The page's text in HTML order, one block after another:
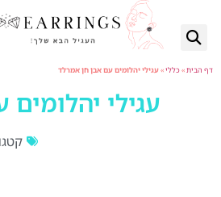
דף הבית»כללי»עגילי יהלומים עם אבן חן אמרלד
עגילי